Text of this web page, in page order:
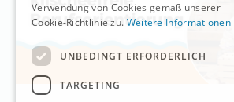
Verwendung von Cookies gemäß unserer
Cookie-Richtlinie zu. Weitere Informationen
UNBEDINGT ERFORDERLICH
TARGETING